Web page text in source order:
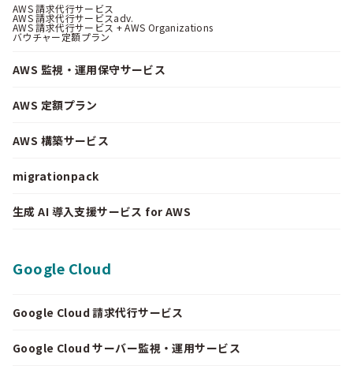
AWS 請求代行サービス
AWS 請求代行サービスadv.
AWS 請求代行サービス + AWS Organizations
バウチャー定額プラン
AWS 監視・運用保守サービス
AWS 定額プラン
AWS 構築サービス
migrationpack
生成 AI 導入支援サービス for AWS
Google Cloud
Google Cloud 請求代行サービス
Google Cloud サーバー監視・運用サービス